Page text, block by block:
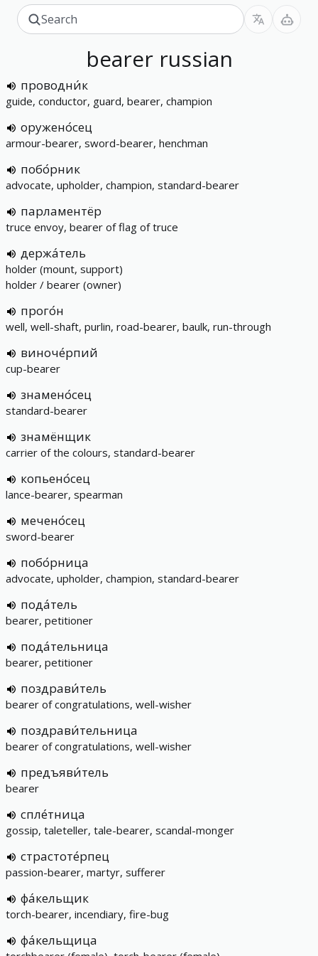
bearer russian
проводни́к
guide, conductor, guard, bearer, champion
оружено́сец
armour-bearer, sword-bearer, henchman
побо́рник
advocate, upholder, champion, standard-bearer
парламентёр
truce envoy, bearer of flag of truce
держа́тель
holder (mount, support)
holder / bearer (owner)
прого́н
well, well-shaft, purlin, road-bearer, baulk, run-through
виноче́рпий
cup-bearer
знамено́сец
standard-bearer
знамёнщик
carrier of the colours, standard-bearer
копьено́сец
lance-bearer, spearman
мечено́сец
sword-bearer
побо́рница
advocate, upholder, champion, standard-bearer
пода́тель
bearer, petitioner
пода́тельница
bearer, petitioner
поздрави́тель
bearer of congratulations, well-wisher
поздрави́тельница
bearer of congratulations, well-wisher
предъяви́тель
bearer
спле́тница
gossip, taleteller, tale-bearer, scandal-monger
страстоте́рпец
passion-bearer, martyr, sufferer
фа́кельщик
torch-bearer, incendiary, fire-bug
фа́кельщица